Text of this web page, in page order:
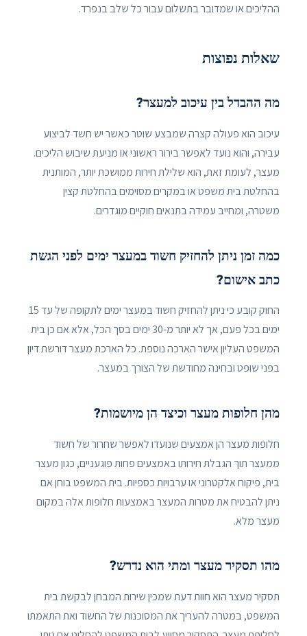
ההליכים או שמדובר בתשלום עבור כל שלב בנפרד.
שאלות נפוצות
מה ההבדל בין עיכוב למעצר?
עיכוב הוא פעולה קצרה שמבצע שוטר כאשר יש חשד לביצוע
עבירה, והוא נועד לאפשר בירור ראשוני או מניעת שיבוש הליכים.
מעצר, לעומת זאת, הוא שלילת חירות ממושכת יותר, המותנית
בהחלטת בית משפט או במקרים מסוימים בהחלטת קצין
משטרה, ומחייב עמידה בתנאים חוקיים מוגדרים.
כמה זמן ניתן להחזיק חשוד במעצר ימים לפני הגשת
כתב אישום?
החוק קובע כי ניתן להחזיק חשוד במעצר ימים לתקופה של עד 15
ימים בכל פעם, אך לא יותר מ-30 ימים בסך הכל, אלא אם כן בית
המשפט העליון אישר הארכה נוספת. כל הארכת מעצר דורשת דיון
בפני שופט ובחינה מחודשת של הצורך במעצר.
מהן חלופות מעצר וכיצד הן מיושמות?
חלופות מעצר הן אמצעים שנועדו לאפשר שחרור של חשוד
ממעצר תוך הגבלת חירותו באמצעים פחות פוגעניים, כגון מעצר
בית, פיקוח אלקטרוני או ערבויות כספיות. בית המשפט בוחן אם
ניתן להבטיח את מטרות המעצר באמצעות חלופות אלה במקום
מעצר מלא.
מהו תסקיר מעצר ומתי הוא נדרש?
תסקיר מעצר הוא חוות דעת שמכין שירות המבחן לבקשת בית
המשפט, במטרה להעריך את המסוכנות של החשוד ואת התאמתו